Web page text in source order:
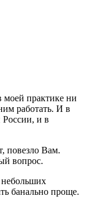
моей практике ни
работать. И в
и в
повезло Вам.
вопрос.
небольших
банально проще.